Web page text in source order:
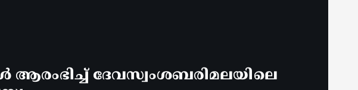
ആരംഭിച്ച് ദേവസ്വംശബരിമലയിലെ